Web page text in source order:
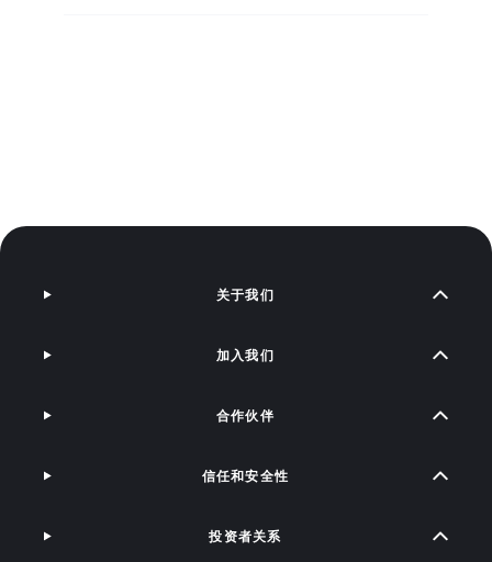
关于我们
加入我们
合作伙伴
信任和安全性
投资者关系